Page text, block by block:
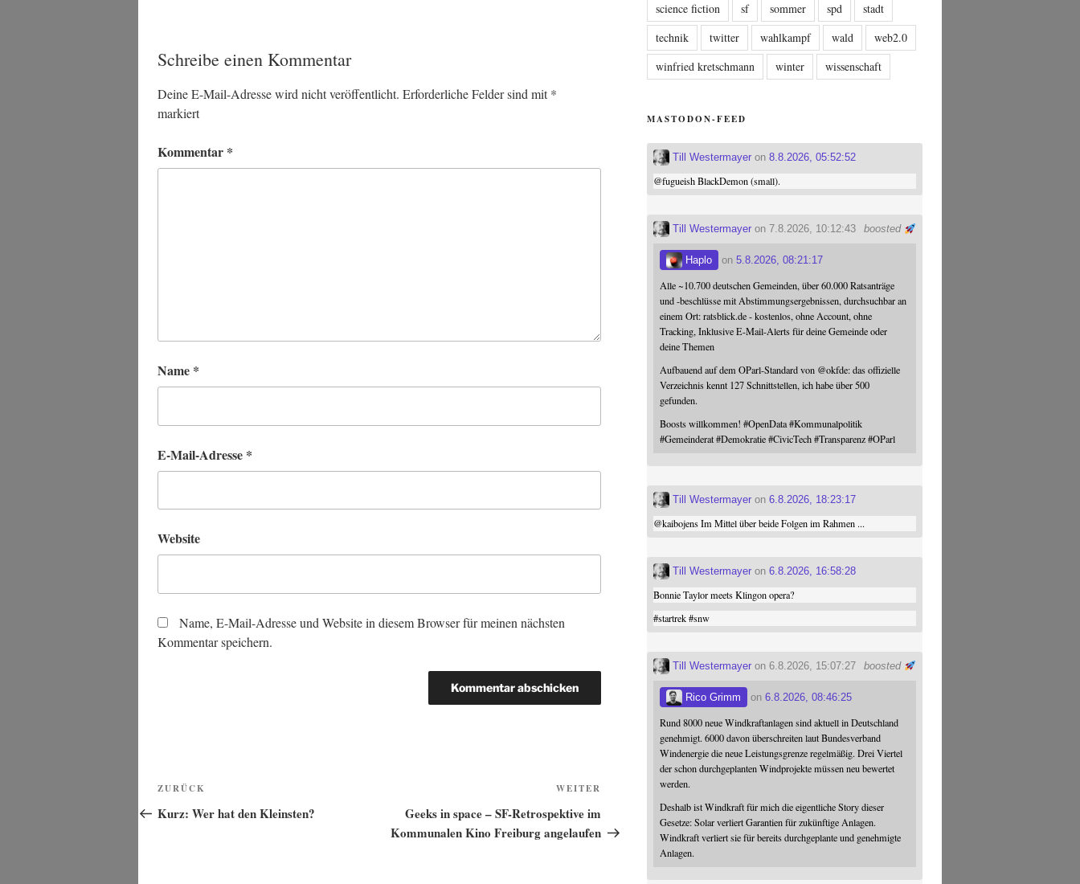
Schreibe einen Kommentar
Deine E-Mail-Adresse wird nicht veröffentlicht. Erforderliche Felder sind mit*
markiert
Kommentar *
Name *
E-Mail-Adresse *
Website
Name, E-Mail-Adresse und Website in diesem Browser für meinen nächsten
Kommentar speichern.
Beitragsnavigation
Vorheriger
Beitrag
ZURÜCK
Kurz: Wer hat den Kleinsten?
WEITER
Geeks in space – SF-Retrospektive im
Kommunalen Kino Freiburg angelaufen
science fiction
sf sommer spd
stadt
technik
twitter wahlkampf wald
web2.0
winfried kretschmann
winter wissenschaft
MASTODON-FEED
Till Westermayer on8.8.2026, 05:52:52
@fugueishBlackDemon (small).
boosted
Till Westermayer on 7.8.2026, 10:12:43
Haplo on5.8.2026, 08:21:17
Alle ~10.700 deutschen Gemeinden, über 60.000 Ratsanträge
und -beschlüsse mit Abstimmungsergebnissen, durchsuchbar an
einem Ort: ratsblick.de - kostenlos, ohne Account, ohne
Tracking, Inklusive E-Mail-Alerts für deine Gemeinde oder
deine Themen
Aufbauend auf dem OParl-Standard von @okfde: das offizielle
Verzeichnis kennt 127 Schnittstellen, ich habe über 500
gefunden.
Boosts willkommen!#OpenData #Kommunalpolitik
#Gemeinderat #Demokratie #CivicTech #Transparenz #OParl
Till Westermayer on6.8.2026, 18:23:17
@kaibojensIm Mittel über beide Folgen im Rahmen ...
Till Westermayer on6.8.2026, 16:58:28
Bonnie Taylor meets Klingon opera?
#startrek #snw
boosted
Till Westermayer on 6.8.2026, 15:07:27
Rico Grimm on6.8.2026, 08:46:25
Rund 8000 neue Windkraftanlagen sind aktuell in Deutschland
genehmigt. 6000 davon überschreiten laut Bundesverband
Windenergie die neue Leistungsgrenze regelmäßig. Drei Viertel
der schon durchgeplanten Windprojekte müssen neu bewertet
werden.
Deshalb ist Windkraft für mich die eigentliche Story dieser
Gesetze: Solar verliert Garantien für zukünftige Anlagen.
Windkraft verliert sie für bereits durchgeplante und genehmigte
Anlagen.